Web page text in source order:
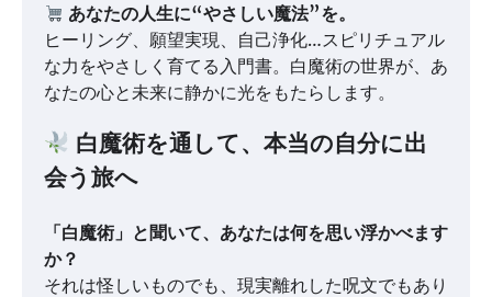
あなたの人生に“やさしい魔法”を。
ヒーリング、願望実現、自己浄化…スピリチュアル
な力をやさしく育てる入門書。白魔術の世界が、あ
なたの心と未来に静かに光をもたらします。
白魔術を通して、本当の自分に出
会う旅へ
「白魔術」と聞いて、あなたは何を思い浮かべます
か？
それは怪しいものでも、現実離れした呪文でもあり